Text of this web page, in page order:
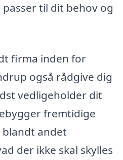
til dit behov og
firma inden for
også rådgive dig
vedligeholder dit
fremtidige
blandt andet
der ikke skal skylles